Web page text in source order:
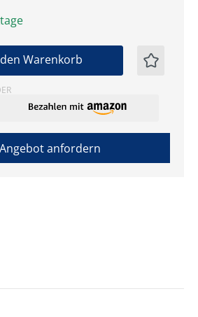
gewünschten Wert
Warenkorb
anfordern